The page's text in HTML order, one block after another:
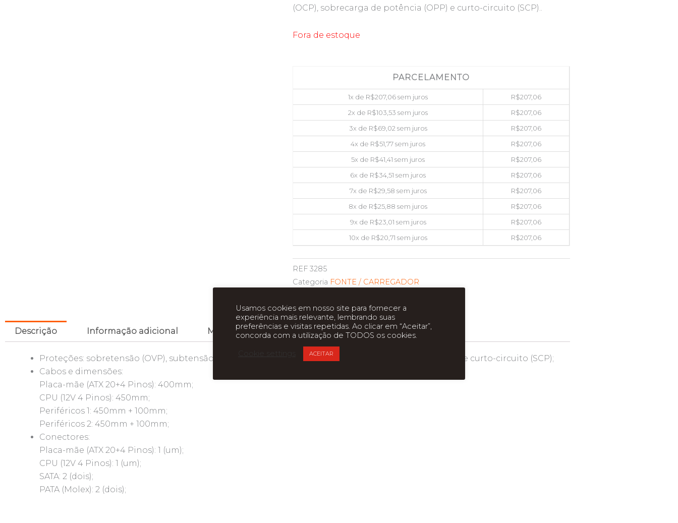
(OCP), sobrecarga de potência (OPP) e curto-circuito (SCP)..
Fora de estoque
PARCELAMENTO
1x de R$207,06sem juros R$207,06
2x de R$103,53 sem juros R$207,06
3x de R$69,02 sem juros R$207,06
4x de R$51,77sem juros R$207,06
5x de R$41,41 sem juros R$207,06
6x de R$34,51 sem juros R$207,06
7x de R$29,58 sem juros R$207,06
8x de R$25,88 sem juros R$207,06
9x de R$23,01 sem juros R$207,06
10x de R$20,71 sem juros R$207,06
REF 3285
Categoria FONTE / CARREGADOR
Descrição Informação adicional Marca
Proteções: sobretensão (OVP), subtensão (UVP), sobrecorrente (OCP), sobrecarga de potência (OPP) e curto-circuito (SCP);
Cabos e dimensões:
Placa-mãe (ATX 20+4 Pinos): 400mm;
CPU (12V 4 Pinos): 450mm;
Periféricos 1: 450mm + 100mm;
Periféricos 2: 450mm + 100mm;
Conectores:
Placa-mãe (ATX 20+4 Pinos): 1 (um);
CPU (12V 4 Pinos): 1 (um);
SATA: 2 (dois);
PATA (Molex): 2 (dois);
Usamos cookies em nosso site para fornecer a
experiência mais relevante, lembrando suas
preferências e visitas repetidas. Ao clicar em “Aceitar”,
concorda com a utilização de TODOS os cookies.
ACEITAR